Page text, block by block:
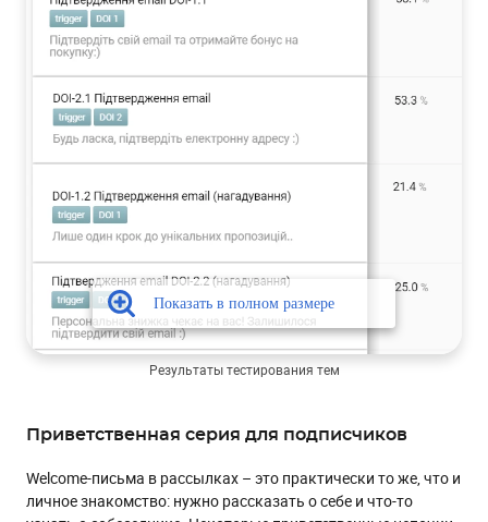
Результаты тестирования тем
Приветственная серия для подписчиков
Welcome-письма в рассылках – это практически то же, что и
личное знакомство: нужно рассказать о себе и что-то